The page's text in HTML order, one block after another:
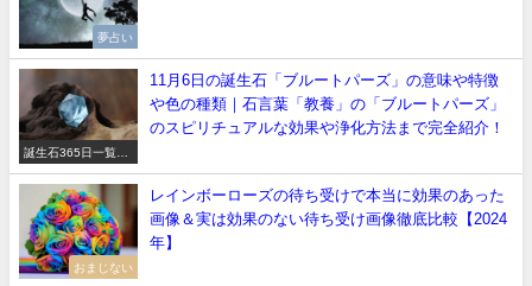
夢占い
誕生石365日一覧
【正しい意味や石言
11月6日の誕生石「ブルートパーズ」の意味や特徴
や色の種類｜石言葉「教養」の「ブルートパーズ」
のスピリチュアルな効果や浄化方法まで完全紹介！
おまじない
レインボーローズの待ち受けで本当に効果のあった
画像＆実は効果のない待ち受け画像徹底比較【2024
年】